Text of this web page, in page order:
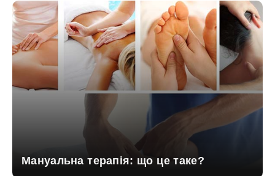
Мануальна терапія: що це таке?